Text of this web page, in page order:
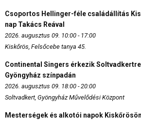
Csoportos Hellinger-féle családállítás
nap Takács Reával
2026. augusztus 09. 10:00 - 17:00
Kiskőrös, Felsőcebe tanya 45.
Continental Singers érkezik
Gyöngyház színpadán
2026. augusztus 09. 18:00 - 20:00
Soltvadkert, Gyöngyház Művelődési Központ
Mesterségek és alkotói napok